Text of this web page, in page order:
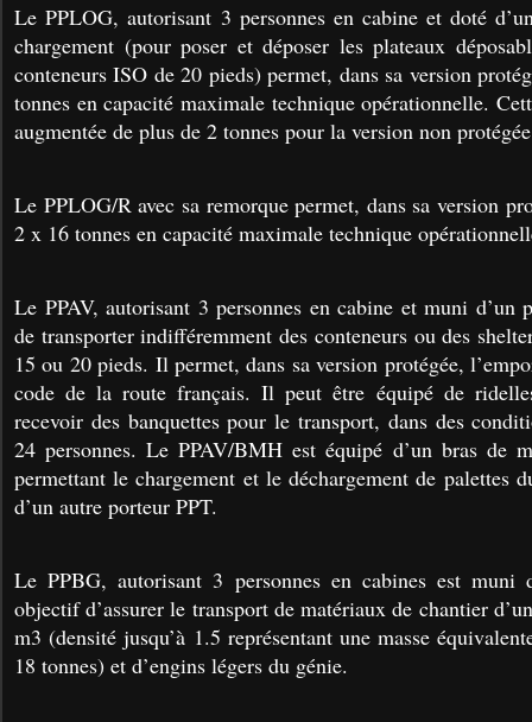
Le PPLOG, autorisant 3 personnes en cabine et doté
chargement (pour poser et déposer les plateaux
conteneurs ISO de 20 pieds) permet, dans sa version
tonnes en capacité maximale technique opérationnelle.
augmentée de plus de 2 tonnes pour la version non
Le PPLOG/R avec sa remorque permet, dans sa version
2 x 16 tonnes en capacité maximale technique
Le PPAV, autorisant 3 personnes en cabine et muni d’un
de transporter indifféremment des conteneurs ou des
15 ou 20 pieds. Il permet, dans sa version protégée,
code de la route français. Il peut être équipé de
recevoir des banquettes pour le transport, dans des
24 personnes. Le PPAV/BMH est équipé d’un bras de
permettant le chargement et le déchargement de palettes
d’un autre porteur PPT.
Le PPBG, autorisant 3 personnes en cabines est muni
objectif d’assurer le transport de matériaux de chantier
m3 (densité jusqu’à 1.5 représentant une masse
18 tonnes) et d’engins légers du génie.